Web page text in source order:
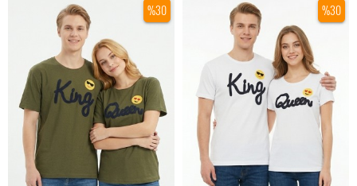
%30 %30